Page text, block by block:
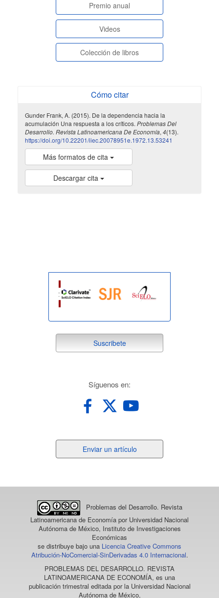
paginasespeciales
Premio anual
Videos
Colección de libros
Cómo citar
Gunder Frank, A. (2015). De la dependencia hacia la
acumulación Una respuesta a los críticos. Problemas Del
Desarrollo. Revista Latinoamericana De Economía, 4(13).
https://doi.org/10.22201/iiec.20078951e.1972.13.53241
Más formatos de cita
Descargar cita
suscribete
Suscribete
Síguenos en:
un
Enviar un artículo
Problemas del Desarrollo. Revista
Latinoamericana de Economía por Universidad Nacional
Autónoma de México, Instituto de Investigaciones
Económicas
se distribuye bajo una Licencia Creative Commons
Atribución-NoComercial-SinDerivadas 4.0 Internacional.
PROBLEMAS DEL DESARROLLO. REVISTA
LATINOAMERICANA DE ECONOMÍA, es una
publicación trimestral editada por la Universidad Nacional
Autónoma de México,